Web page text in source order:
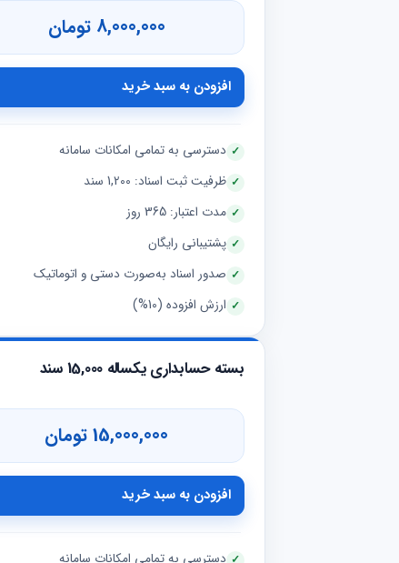
8,000,000 تومان
افزودن به سبد خرید
دسترسی به تمامی امکانات سامانه
ظرفیت ثبت اسناد: 1,200 سند
مدت اعتبار: 365 روز
پشتیبانی رایگان
صدور اسناد به‌صورت دستی و اتوماتیک
ارزش افزوده (10%)
بسته حسابداری یکساله 15,000 سند
15,000,000 تومان
افزودن به سبد خرید
دسترسی به تمامی امکانات سامانه